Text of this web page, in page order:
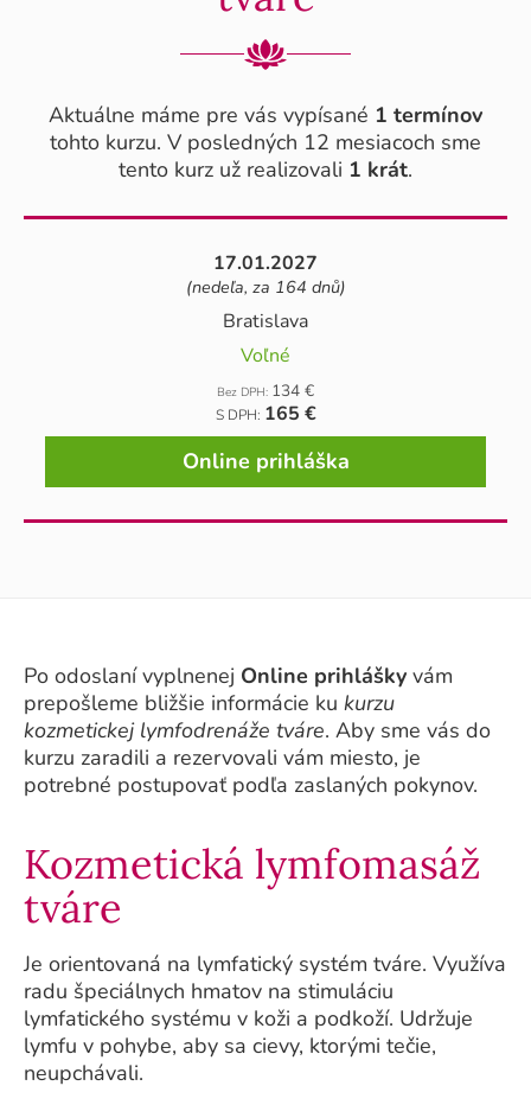
Aktuálne máme pre vás vypísané 1 termínov
tohto kurzu. V posledných 12 mesiacoch sme
tento kurz už realizovali 1 krát.
17.01.2027
(nedeľa, za 164 dnů)
Bratislava
Voľné
Bez DPH: 134 €
S DPH: 165 €
Online prihláška
Po odoslaní vyplnenej Online prihlášky vám
prepošleme bližšie informácie ku kurzu
kozmetickej lymfodrenáže tváre. Aby sme vás do
kurzu zaradili a rezervovali vám miesto, je
potrebné postupovať podľa zaslaných pokynov.
Kozmetická lymfomasáž
tváre
Je orientovaná na lymfatický systém tváre. Využíva
radu špeciálnych hmatov na stimuláciu
lymfatického systému v koži a podkoží. Udržuje
lymfu v pohybe, aby sa cievy, ktorými tečie,
neupchávali.